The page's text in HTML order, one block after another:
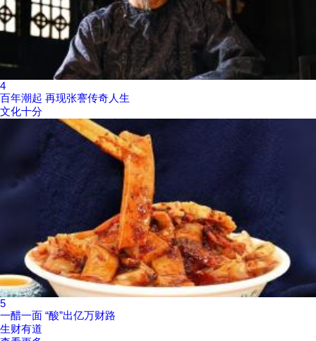
4
百年潮起 再现张謇传奇人生
文化十分
5
一醋一面 “酸”出亿万财路
生财有道